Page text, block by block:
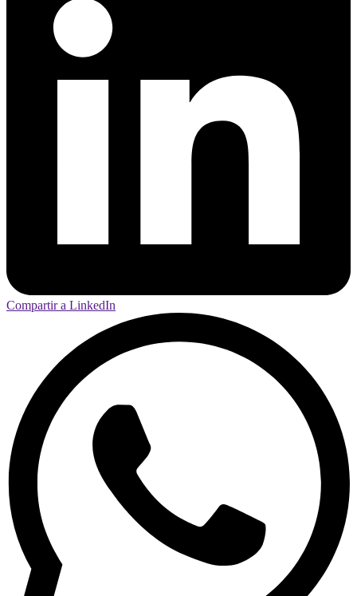
Compartir a LinkedIn